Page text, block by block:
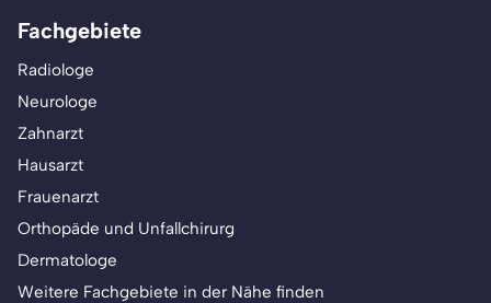
Fachgebiete
Radiologe
Neurologe
Zahnarzt
Hausarzt
Frauenarzt
Orthopäde und Unfallchirurg
Dermatologe
Weitere Fachgebiete in der Nähe finden